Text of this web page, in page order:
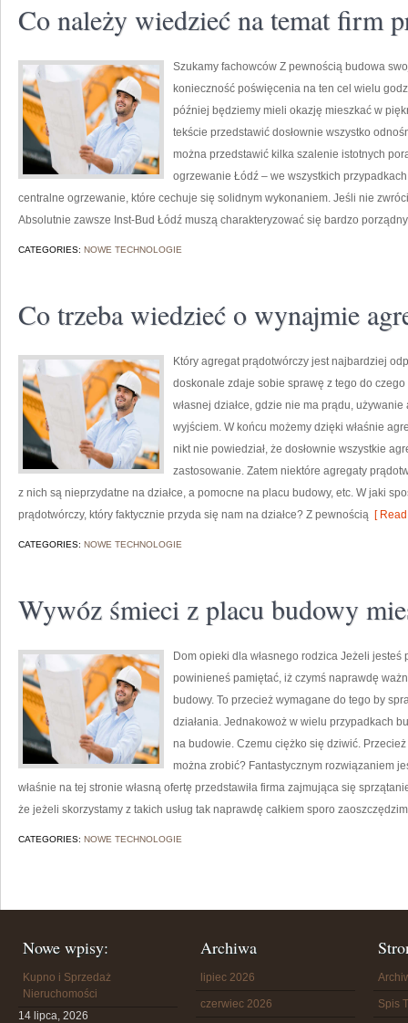
Co należy wiedzieć na temat firm
Szukamy fachowców Z pewnością budowa
konieczność poświęcenia na ten cel wielu
później będziemy mieli okazję mieszkać w
tekście przedstawić dosłownie wszystko
można przedstawić kilka szalenie istotnych
ogrzewanie Łódź – we wszystkich
centralne ogrzewanie, które cechuje się solidnym wykonaniem. Jeśli nie
Absolutnie zawsze Inst-Bud Łódź muszą charakteryzować się bardzo
CATEGORIES: NOWE TECHNOLOGIE
Co trzeba wiedzieć o wynajmie
Który agregat prądotwórczy jest najbardziej
doskonale zdaje sobie sprawę z tego do
własnej działce, gdzie nie ma prądu,
wyjściem. W końcu możemy dzięki właśnie
nikt nie powiedział, że dosłownie wszystkie
zastosowanie. Zatem niektóre agregaty
z nich są nieprzydatne na działce, a pomocne na placu budowy, etc. W jaki
prądotwórczy, który faktycznie przyda się nam na działce? Z pewnością [
CATEGORIES: NOWE TECHNOLOGIE
Wywóz śmieci z placu budowy
Dom opieki dla własnego rodzica Jeżeli
powinieneś pamiętać, iż czymś naprawdę
budowy. To przecież wymagane do tego by
działania. Jednakowoż w wielu przypadkach
na budowie. Czemu ciężko się dziwić.
można zrobić? Fantastycznym rozwiązaniem
właśnie na tej stronie własną ofertę przedstawiła firma zajmująca się
że jeżeli skorzystamy z takich usług tak naprawdę całkiem sporo
CATEGORIES: NOWE TECHNOLOGIE
Nowe wpisy:
Kupno i Sprzedaż
Nieruchomości
14 lipca, 2026
Archiwa
lipiec 2026
czerwiec 2026 Spis